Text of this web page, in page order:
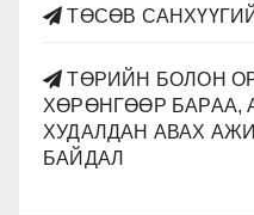
ТӨСӨВ
ТӨРИЙН БОЛОН
ХӨРӨНГӨӨР БАРАА,
ХУДАЛДАН АВАХ
БАЙДАЛ